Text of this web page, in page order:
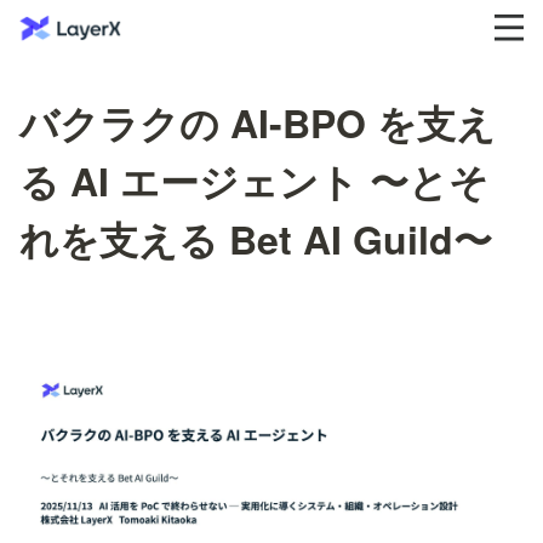
バクラクの AI-BPO を支え
る AI エージェント 〜とそ
れを支える Bet AI Guild〜